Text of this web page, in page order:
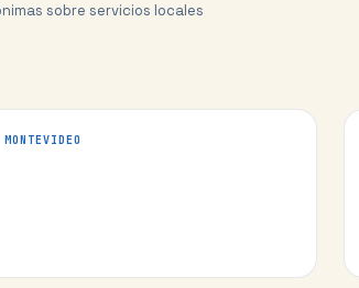
sobre servicios locales
MONTEVIDEO